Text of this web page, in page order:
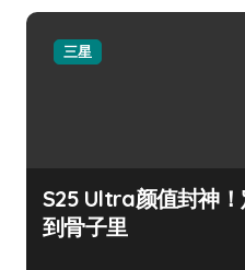
三星
S25 Ultra颜值封神
到骨子里